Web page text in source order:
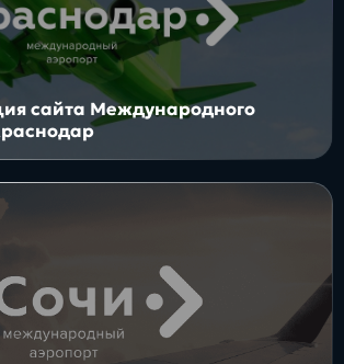
Интересы Будущее
сайта Международного